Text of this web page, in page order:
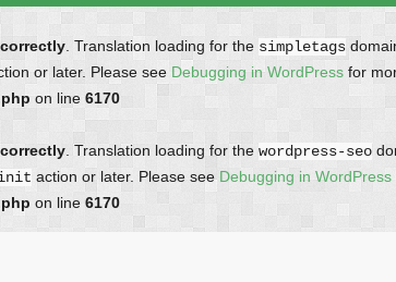
. Translation loading for the simpletags
or later. Please see Debugging in WordPress for
on line 6170
. Translation loading for the wordpress-seo
action or later. Please seeDebugging in WordPress
on line 6170